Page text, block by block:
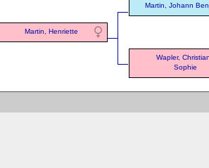
Martin, Henriette
Martin, Johann
Wapler,
Sophie